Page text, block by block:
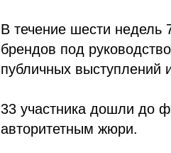
В течение шести недель
брендов под
публичных выступлений
33 участника дошли до
авторитетным жюри.